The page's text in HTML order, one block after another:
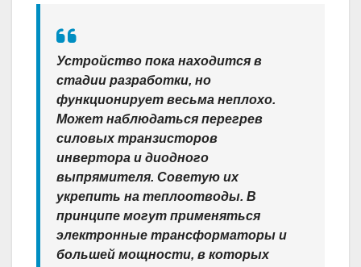
Устройство пока находится в
стадии разработки, но
функционирует весьма неплохо.
Может наблюдаться перегрев
силовых транзисторов
инвертора и диодного
выпрямителя. Советую их
укрепить на теплоотводы. В
принципе могут применяться
электронные трансформаторы и
большей мощности, в которых